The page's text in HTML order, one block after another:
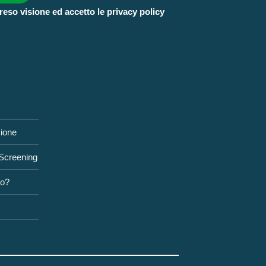
visione ed accetto le privacy policy